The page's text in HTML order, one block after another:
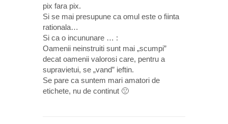
pix fara pix.
Si se mai presupune ca omul este o fiinta
rationala…
Si ca o incununare … :
Oamenii neinstruiti sunt mai „scumpi”
decat oamenii valorosi care, pentru a
supravietui, se „vand” ieftin.
Se pare ca suntem mari amatori de
etichete, nu de continut 🙁